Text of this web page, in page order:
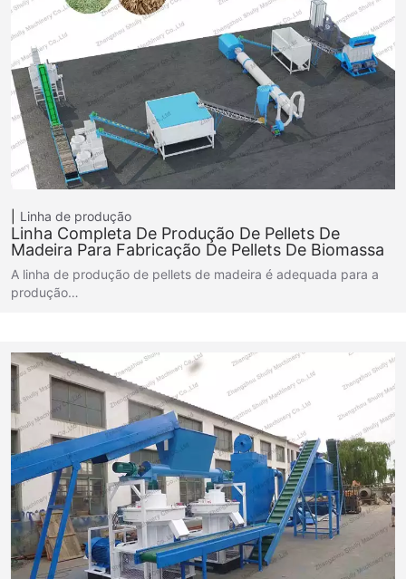
Linha de produção
Linha Completa De Produção De Pellets De
Madeira Para Fabricação De Pellets De Biomassa
A linha de produção de pellets de madeira é adequada para a
produção…